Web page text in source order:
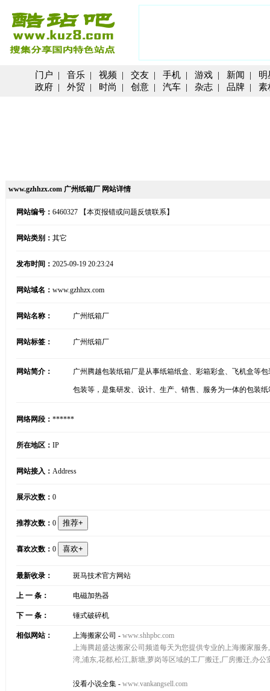
门户 | 音乐 | 视频 | 交友 | 手机 | 游戏 | 新闻 | 明
政府 | 外贸 | 时尚 | 创意 | 汽车 | 杂志 | 品牌 | 素
www.gzhhzx.com 广州纸箱厂 网站详情
网站编号： 6460327 【本页报错或问题反馈联系】
网站类别： 其它
发布时间： 2025-09-19 20:23:24
网站域名： www.gzhhzx.com
网站名称： 广州纸箱厂
网站标签： 广州纸箱厂
网站简介： 广州腾越包装纸箱厂是从事纸箱纸盒、彩箱彩盒、飞机盒等
包装等，是集研发、设计、生产、销售、服务为一体的包装纸
网络网段： ******
所在地区： IP
网站接入： Address
展示次数： 0
推荐次数： 0
喜欢次数： 0
最新收录： 斑马技术官方网站
上 一 条： 电磁加热器
下 一 条： 锤式破碎机
相似网站： 上海搬家公司 - www.shhpbc.com
上海腾超盛达搬家公司频道每天为您提供专业的上海搬家服
湾,浦东,花都,松江,新塘,萝岗等区域的工厂搬迁,厂房搬迁,办
没看小说全集 - www.vankangsell.com